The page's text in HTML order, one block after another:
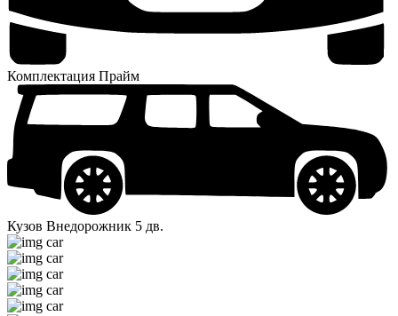
Комплектация Прайм
Кузов Внедорожник 5 дв.